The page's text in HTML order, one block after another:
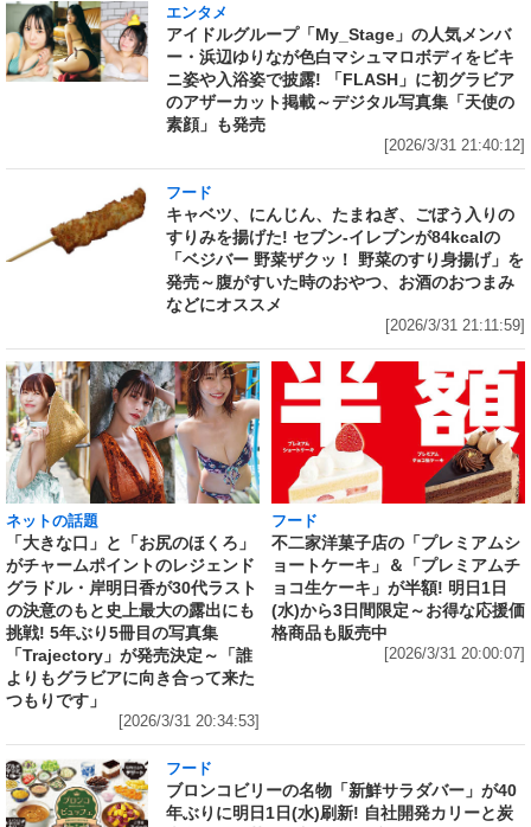
エンタメ
アイドルグループ「My_Stage」の人気メンバ
ー・浜辺ゆりなが色白マシュマロボディをビキ
ニ姿や入浴姿で披露! 「FLASH」に初グラビア
のアザーカット掲載～デジタル写真集「天使の
素顔」も発売
[2026/3/31 21:40:12]
フード
キャベツ、にんじん、たまねぎ、ごぼう入りの
すりみを揚げた! セブン‐イレブンが84kcalの
「ベジバー 野菜ザクッ！ 野菜のすり身揚げ」を
発売～腹がすいた時のおやつ、お酒のおつまみ
などにオススメ
[2026/3/31 21:11:59]
ネットの話題
「大きな口」と「お尻のほくろ」
がチャームポイントのレジェンド
グラドル・岸明日香が30代ラスト
の決意のもと史上最大の露出にも
挑戦! 5年ぶり5冊目の写真集
「Trajectory」が発売決定～「誰
よりもグラビアに向き合って来た
つもりです」
[2026/3/31 20:34:53]
フード
不二家洋菓子店の「プレミアムシ
ョートケーキ」＆「プレミアムチ
ョコ生ケーキ」が半額! 明日1日
(水)から3日間限定～お得な応援価
格商品も販売中
[2026/3/31 20:00:07]
フード
ブロンコビリーの名物「新鮮サラダバー」が40
年ぶりに明日1日(水)刷新! 自社開発カリーと炭